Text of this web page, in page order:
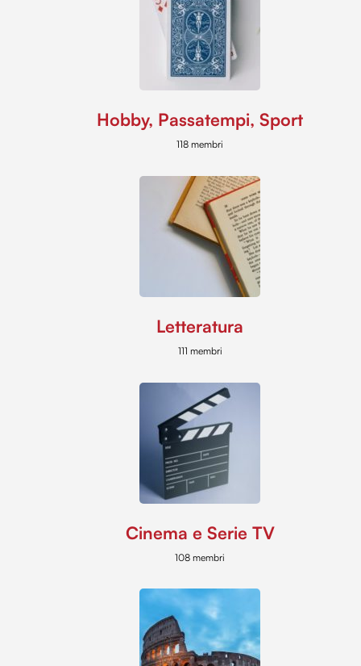
Hobby, Passatempi, Sport
118 membri
Letteratura
111 membri
Cinema e Serie TV
108 membri